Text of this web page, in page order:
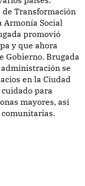
de Transformación
Armonía Social
promovió
y que ahora
Gobierno. Brugada
se
en la Ciudad
para
mayores, así